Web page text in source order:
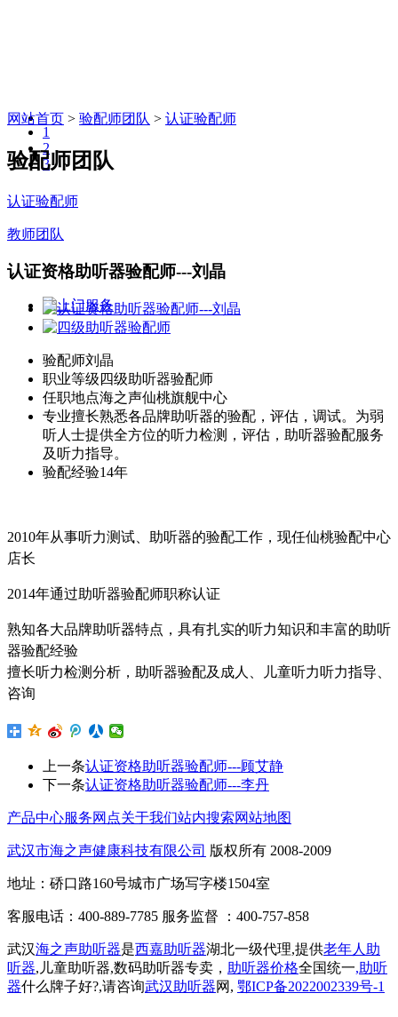
1
2
3
网站首页 > 验配师团队 > 认证验配师
验配师团队
认证验配师
教师团队
认证资格助听器验配师---刘晶
验配师刘晶
职业等级 四级助听器验配师
任职地点海之声仙桃旗舰中心
专业擅长熟悉各品牌助听器的验配，评估，调试。为弱
听人士提供全方位的听力检测，评估，助听器验配服务
及听力指导。
验配经验14年
2010年从事听力测试、助听器的验配工作，现任仙桃验配中心
店长
2014年通过助听器验配师职称认证
熟知各大品牌助听器特点，具有扎实的听力知识和丰富的助听
器验配经验
擅长听力检测分析，助听器验配及成人、儿童听力听力指导、
咨询
上一条认证资格助听器验配师---顾艾静
下一条认证资格助听器验配师---李丹
产品中心服务网点关于我们站内搜索网站地图
武汉市海之声健康科技有限公司 版权所有 2008-2009
地址：硚口路160号城市广场写字楼1504室
客服电话：400-889-7785 服务监督 ：400-757-858
武汉海之声助听器是西嘉助听器湖北一级代理,提供老年人助
听器,儿童助听器,数码助听器专卖， 助听器价格全国统一,助听
器什么牌子好?,请咨询武汉助听器网, 鄂ICP备2022002339号-1